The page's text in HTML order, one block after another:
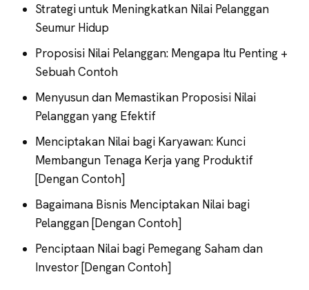
Strategi untuk Meningkatkan Nilai Pelanggan
Seumur Hidup
Proposisi Nilai Pelanggan: Mengapa Itu Penting +
Sebuah Contoh
Menyusun dan Memastikan Proposisi Nilai
Pelanggan yang Efektif
Menciptakan Nilai bagi Karyawan: Kunci
Membangun Tenaga Kerja yang Produktif
[Dengan Contoh]
Bagaimana Bisnis Menciptakan Nilai bagi
Pelanggan [Dengan Contoh]
Penciptaan Nilai bagi Pemegang Saham dan
Investor [Dengan Contoh]